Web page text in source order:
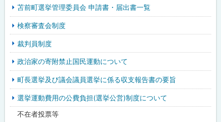
ド
・
メ
ニ
ュ
ー
苫前町選挙管理委員会 申請書・届出書一覧
検察審査会制度
裁判員制度
政治家の寄附禁止国民運動について
町長選挙及び議会議員選挙に係る収支報告書の要旨
選挙運動費用の公費負担(選挙公営)制度について
不在者投票等